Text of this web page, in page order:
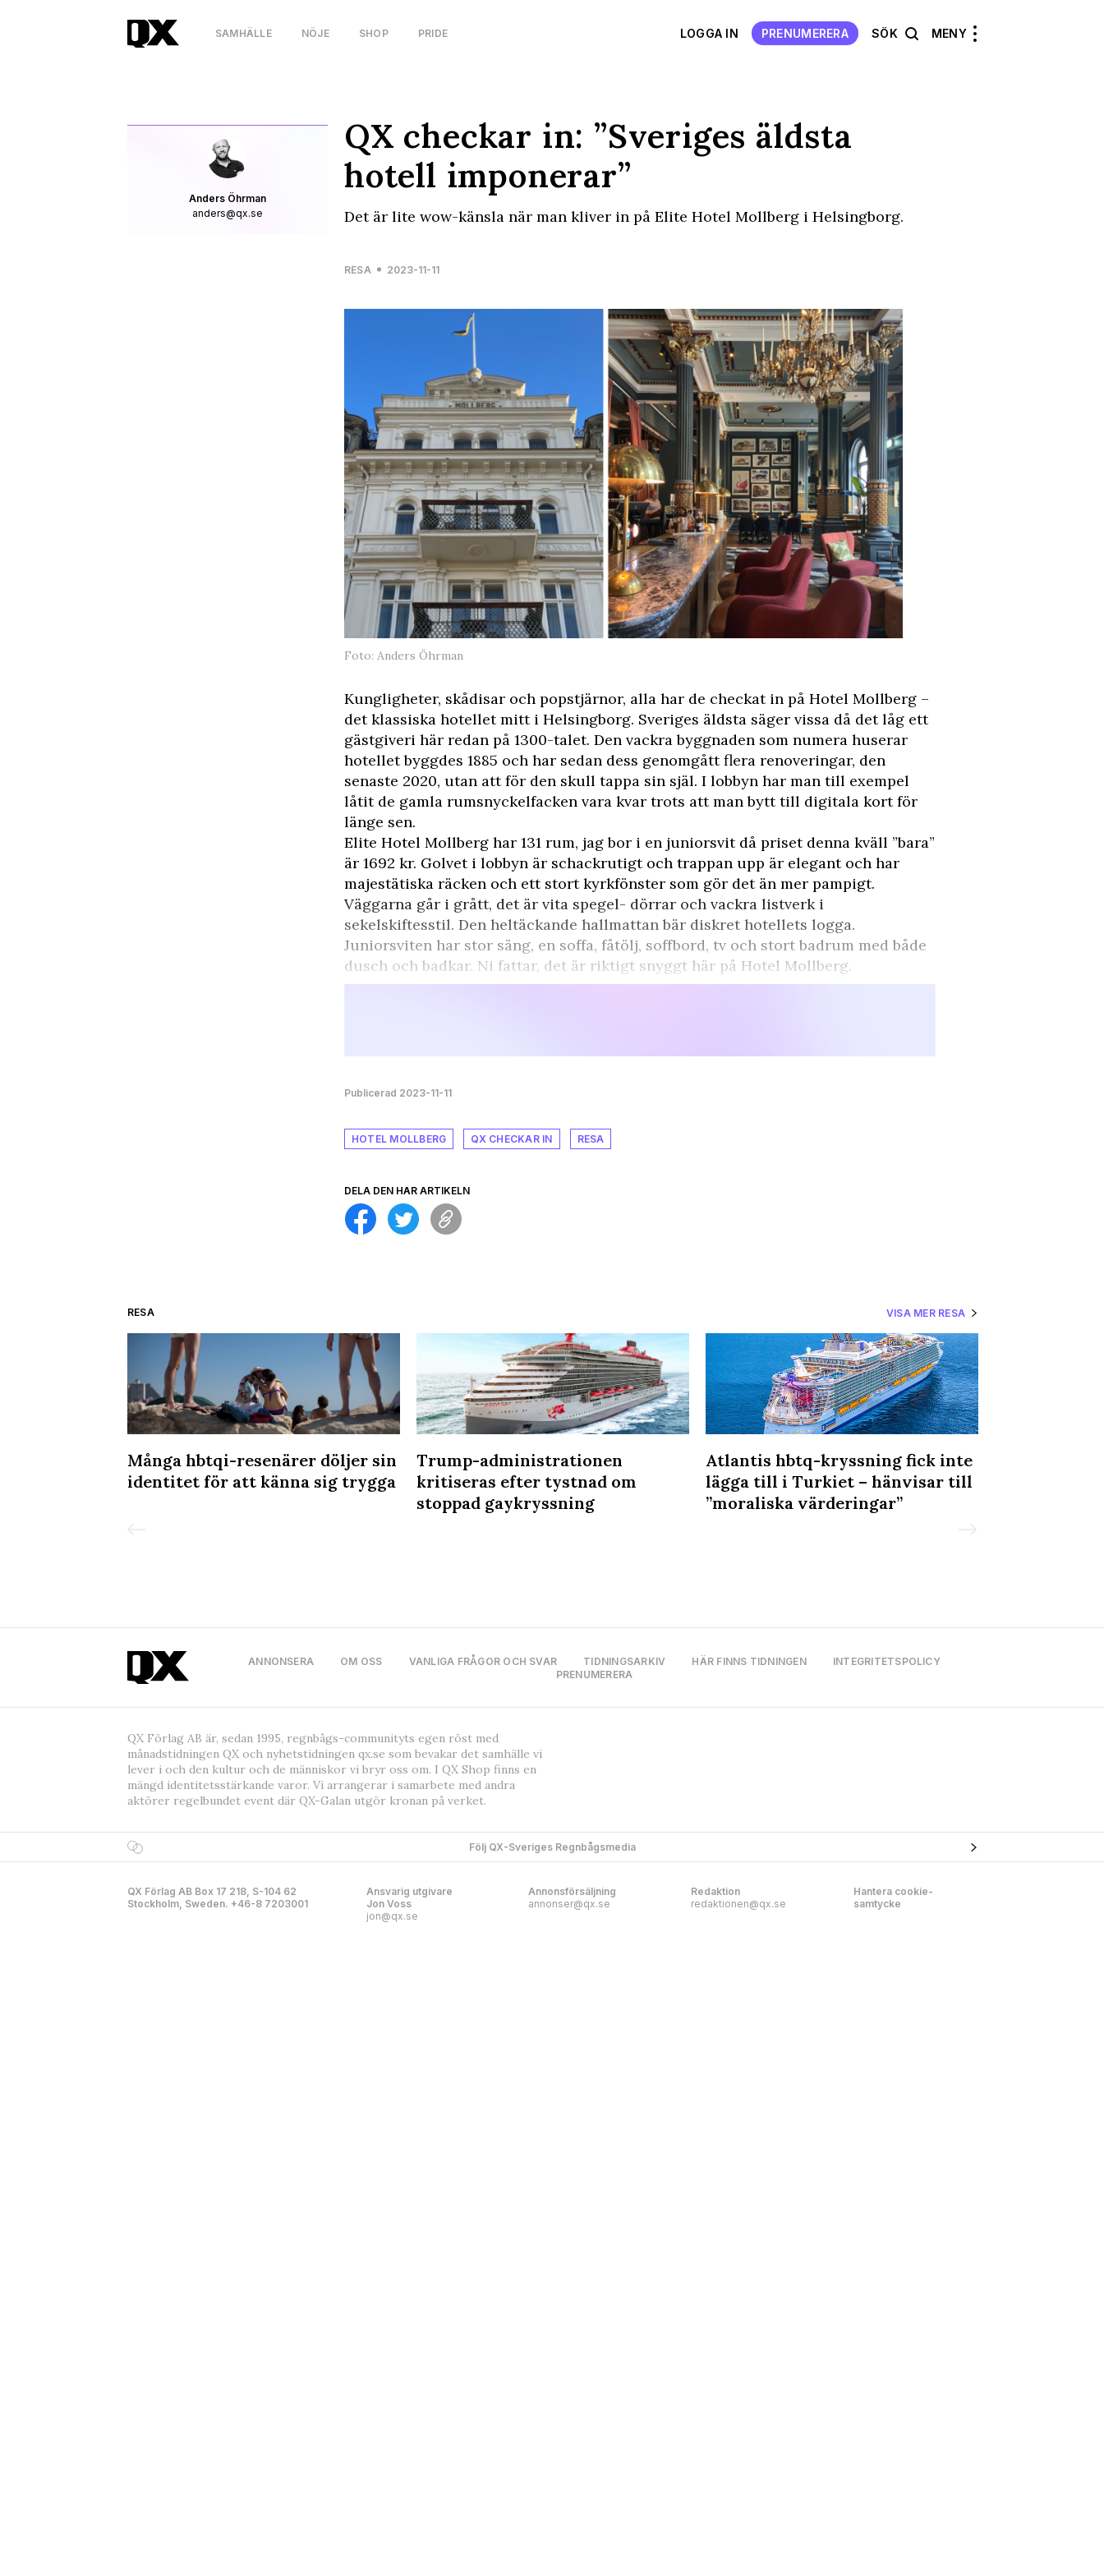
SAMHÄLLE NÖJE SHOP PRIDE LOGGA IN PRENUMERERA SÖK MENY
Anders Öhrman
anders@qx.se
QX checkar in: ”Sveriges äldsta
hotell imponerar”
Det är lite wow-känsla när man kliver in på Elite Hotel Mollberg i Helsingborg.
RESA 2023-11-11
Foto: Anders Öhrman
Kungligheter, skådisar och popstjärnor, alla har de checkat in på Hotel Mollberg –
det klassiska hotellet mitt i Helsingborg. Sveriges äldsta säger vissa då det låg ett
gästgiveri här redan på 1300-talet. Den vackra byggnaden som numera huserar
hotellet byggdes 1885 och har sedan dess genomgått flera renoveringar, den
senaste 2020, utan att för den skull tappa sin själ. I lobbyn har man till exempel
låtit de gamla rumsnyckelfacken vara kvar trots att man bytt till digitala kort för
länge sen.
Elite Hotel Mollberg har 131 rum, jag bor i en juniorsvit då priset denna kväll ”bara”
är 1692 kr. Golvet i lobbyn är schackrutigt och trappan upp är elegant och har
majestätiska räcken och ett stort kyrkfönster som gör det än mer pampigt.
Väggarna går i grått, det är vita spegel- dörrar och vackra listverk i
sekelskiftesstil. Den heltäckande hallmattan bär diskret hotellets logga.
Juniorsviten har stor säng, en soffa, fåtölj, soffbord, tv och stort badrum med både
dusch och badkar. Ni fattar, det är riktigt snyggt här på Hotel Mollberg.
Publicerad 2023-11-11
HOTEL MOLLBERG QX CHECKAR IN RESA
DELA DEN HÄR ARTIKELN
RESA VISA MER RESA
Många hbtqi-resenärer döljer sin
identitet för att känna sig trygga
Trump-administrationen
kritiseras efter tystnad om
stoppad gaykryssning
Atlantis hbtq-kryssning fick inte
lägga till i Turkiet – hänvisar till
”moraliska värderingar”
ANNONSERA OM OSS VANLIGA FRÅGOR OCH SVAR TIDNINGSARKIV HÄR FINNS TIDNINGEN
INTEGRITETSPOLICY
PRENUMERERA
QX Förlag AB är, sedan 1995, regnbågs-communityts egen röst med
månadstidningen QX och nyhetstidningen qx.se som bevakar det samhälle vi
lever i och den kultur och de människor vi bryr oss om. I QX Shop finns en
mängd identitetsstärkande varor. Vi arrangerar i samarbete med andra
aktörer regelbundet event där QX-Galan utgör kronan på verket.
Följ QX-Sveriges Regnbågsmedia
QX Förlag AB Box 17 218, S-104 62
Stockholm, Sweden. +46-8 7203001
Ansvarig utgivare
Jon Voss
jon@qx.se
Annonsförsäljning
annonser@qx.se
Redaktion
redaktionen@qx.se
Hantera cookie-
samtycke